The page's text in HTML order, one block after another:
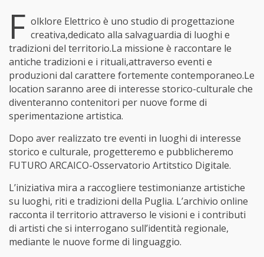
F olklore Elettrico è uno studio di progettazione
creativa,dedicato alla salvaguardia di luoghi e
tradizioni del territorio.La missione è raccontare le
antiche tradizioni e i rituali,attraverso eventi e
produzioni dal carattere fortemente contemporaneo.Le
location saranno aree di interesse storico-culturale che
diventeranno contenitori per nuove forme di
sperimentazione artistica.
Dopo aver realizzato tre eventi in luoghi di interesse
storico e culturale, progetteremo e pubblicheremo
FUTURO ARCAICO-Osservatorio Artitstico Digitale.
L’iniziativa mira a raccogliere testimonianze artistiche
su luoghi, riti e tradizioni della Puglia. L’archivio online
racconta il territorio attraverso le visioni e i contributi
di artisti che si interrogano sull’identità regionale,
mediante le nuove forme di linguaggio.